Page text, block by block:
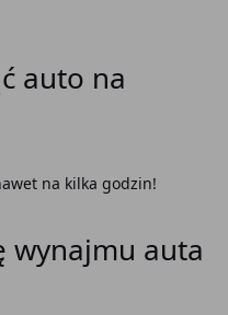
auto na
na kilka godzin!
wynajmu auta